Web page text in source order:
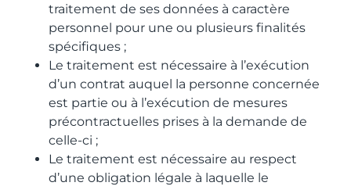
traitement de ses données à caractère
personnel pour une ou plusieurs finalités
spécifiques ;
Le traitement est nécessaire à l’exécution
d’un contrat auquel la personne concernée
est partie ou à l’exécution de mesures
précontractuelles prises à la demande de
celle-ci ;
Le traitement est nécessaire au respect
d’une obligation légale à laquelle le